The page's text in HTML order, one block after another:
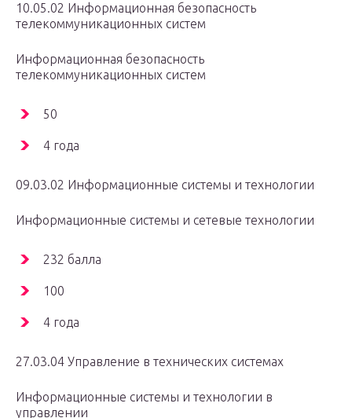
10.05.02 Информационная безопасность
телекоммуникационных систем
Информационная безопасность
телекоммуникационных систем
50
4 года
09.03.02 Информационные системы и технологии
Информационные системы и сетевые технологии
232 балла
100
4 года
27.03.04 Управление в технических системах
Информационные системы и технологии в
управлении